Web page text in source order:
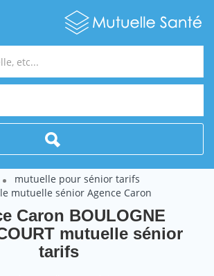
mutuelle pour sénior tarifs
mutuelle sénior Agence Caron
Caron BOULOGNE
mutuelle sénior
tarifs